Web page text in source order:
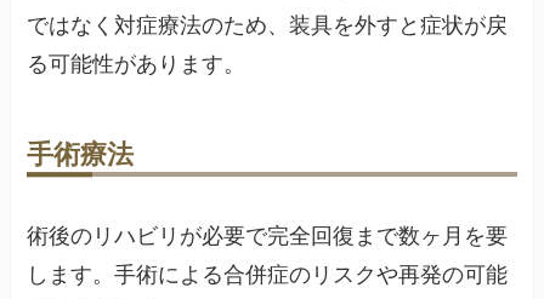
ではなく対症療法のため、装具を外すと症状が戻
る可能性があります。
手術療法
術後のリハビリが必要で完全回復まで数ヶ月を要
します。手術による合併症のリスクや再発の可能